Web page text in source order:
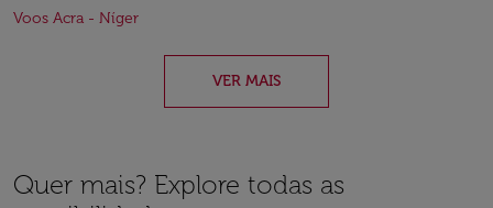
Voos Acra - Níger
VER MAIS
Quer mais? Explore todas as